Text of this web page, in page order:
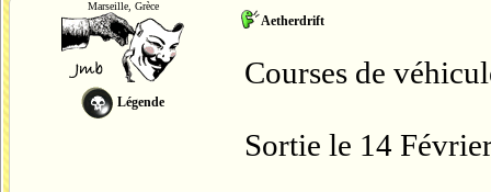
Marseille, Grèce
Légende
Aetherdrift
Courses de
Sortie le 14